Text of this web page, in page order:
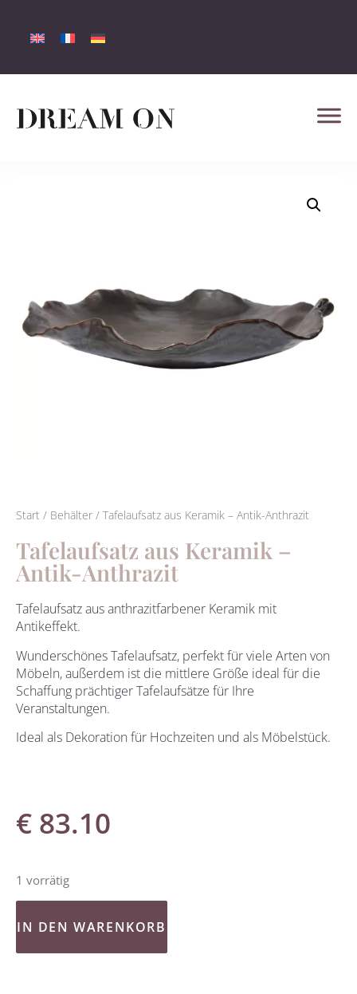
Start / Behälter / Tafelaufsatz aus Keramik – Antik-Anthrazit
Tafelaufsatz aus Keramik –
Antik-Anthrazit
Tafelaufsatz aus anthrazitfarbener Keramik mit
Antikeffekt.
Wunderschönes Tafelaufsatz, perfekt für viele Arten von
Möbeln, außerdem ist die mittlere Größe ideal für die
Schaffung prächtiger Tafelaufsätze für Ihre
Veranstaltungen.
Ideal als Dekoration für Hochzeiten und als Möbelstück.
€ 83.10
1 vorrätig
IN DEN WARENKORB